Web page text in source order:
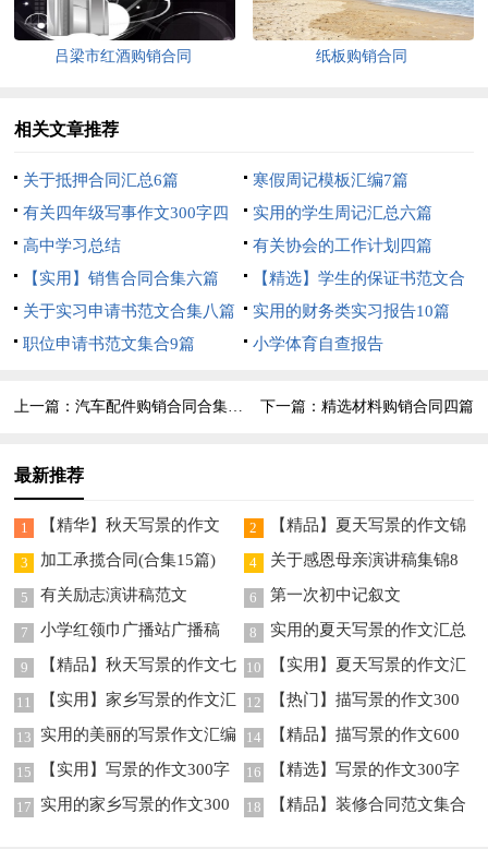
吕梁市红酒购销合同 纸板购销合同
相关文章推荐
关于抵押合同汇总6篇
寒假周记模板汇编7篇
有关四年级写事作文300字四
篇
实用的学生周记汇总六篇
高中学习总结
有关协会的工作计划四篇
【实用】销售合同合集六篇
【精选】学生的保证书范文合
集5篇
关于实习申请书范文合集八篇
实用的财务类实习报告10篇
职位申请书范文集合9篇
小学体育自查报告
上一篇：汽车配件购销合同合集15篇 下一篇： 精选材料购销合同四篇
最新推荐
1
【精华】秋天写景的作文
300字4篇
2
【精品】夏天写景的作文锦
集九篇
3 加工承揽合同(合集15篇) 4
关于感恩母亲演讲稿集锦8
篇
5 有关励志演讲稿范文 6 第一次初中记叙文
7 小学红领巾广播站广播稿 8
实用的夏天写景的作文汇总
九篇
9
【精品】秋天写景的作文七
篇
10
【实用】夏天写景的作文汇
总7篇
11
【实用】家乡写景的作文汇
编五篇
12
【热门】描写景的作文300
字5篇
13
实用的美丽的写景作文汇编
六篇
14
【精品】描写景的作文600
字四篇
15
【实用】写景的作文300字
合集9篇
16
【精选】写景的作文300字
锦集7篇
17
实用的家乡写景的作文300
18
【精品】装修合同范文集合